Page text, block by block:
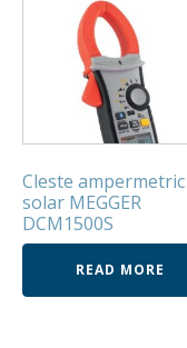
Cleste ampermetric
solar MEGGER
DCM1500S
READ MORE